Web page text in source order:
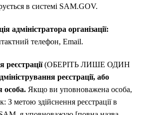
в системі SAM.GOV.
адміністратора організації:
телефон, Email.
реєстрації(ОБЕРІТЬ ЛИШЕ ОДИН
реєстрації, або
особа. Якщо ви уповноважена особа,
З метою здійснення реєстрації в